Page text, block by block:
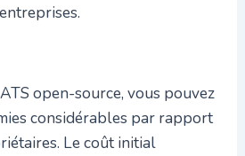
open-source, vous pouvez
considérables par rapport
Le coût initial